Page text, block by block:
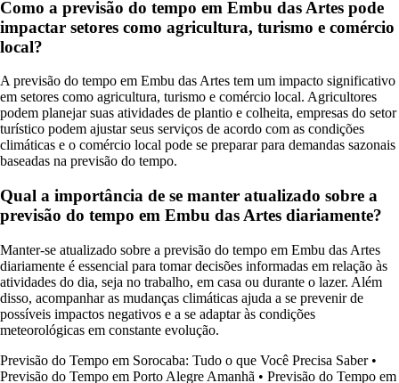
Como a previsão do tempo em Embu das Artes pode
impactar setores como agricultura, turismo e comércio
local?
A previsão do tempo em Embu das Artes tem um impacto significativo
em setores como agricultura, turismo e comércio local. Agricultores
podem planejar suas atividades de plantio e colheita, empresas do setor
turístico podem ajustar seus serviços de acordo com as condições
climáticas e o comércio local pode se preparar para demandas sazonais
baseadas na previsão do tempo.
Qual a importância de se manter atualizado sobre a
previsão do tempo em Embu das Artes diariamente?
Manter-se atualizado sobre a previsão do tempo em Embu das Artes
diariamente é essencial para tomar decisões informadas em relação às
atividades do dia, seja no trabalho, em casa ou durante o lazer. Além
disso, acompanhar as mudanças climáticas ajuda a se prevenir de
possíveis impactos negativos e a se adaptar às condições
meteorológicas em constante evolução.
Previsão do Tempo em Sorocaba: Tudo o que Você Precisa Saber•
Previsão do Tempo em Porto Alegre Amanhã • Previsão do Tempo em